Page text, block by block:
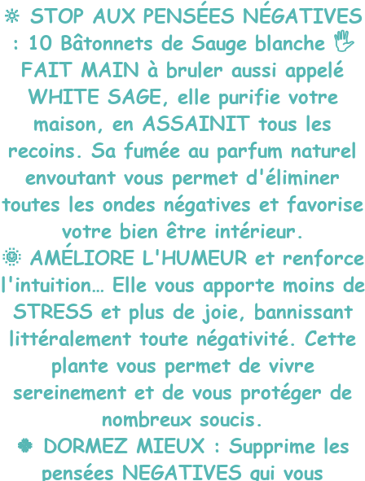
🔆 STOP AUX PENSÉES NÉGATIVES
: 10 Bâtonnets de Sauge blanche 🖐
FAIT MAIN à bruler aussi appelé
WHITE SAGE, elle purifie votre
maison, en ASSAINIT tous les
recoins. Sa fumée au parfum naturel
envoutant vous permet d'éliminer
toutes les ondes négatives et favorise
votre bien être intérieur.
🌞 AMÉLIORE L'HUMEUR et renforce
l'intuition… Elle vous apporte moins de
STRESS et plus de joie, bannissant
littéralement toute négativité. Cette
plante vous permet de vivre
sereinement et de vous protéger de
nombreux soucis.
🍀 DORMEZ MIEUX : Supprime les
pensées NEGATIVES qui vous